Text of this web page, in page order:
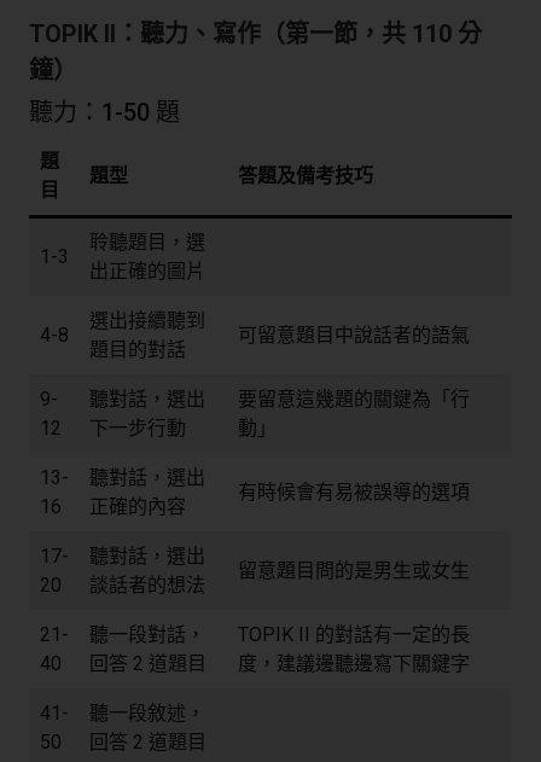
TOPIK II：聽力、寫作（第一節，共 110 分
鐘）
聽力：1-50 題
題
目
題型 答題及備考技巧
1-3
聆聽題目，選
出正確的圖片
4-8
選出接續聽到
題目的對話
可留意題目中說話者的語氣
9-
12
聽對話，選出
下一步行動
要留意這幾題的關鍵為「行
動」
13-
16
聽對話，選出
正確的內容
有時候會有易被誤導的選項
17-
20
聽對話，選出
談話者的想法
留意題目問的是男生或女生
21-
40
聽一段對話，
回答 2 道題目
TOPIK II 的對話有一定的長
度，建議邊聽邊寫下關鍵字
41-
50
聽一段敘述，
回答 2 道題目